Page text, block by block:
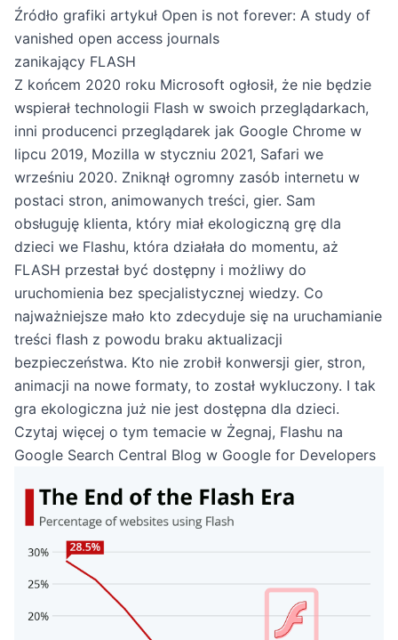
Źródło grafiki artykuł Open is not forever: A study of
vanished open access journals
zanikający FLASH
Z końcem 2020 roku Microsoft ogłosił, że nie będzie
wspierał technologii Flash w swoich przeglądarkach,
inni producenci przeglądarek jak Google Chrome w
lipcu 2019, Mozilla w styczniu 2021, Safari we
wrześniu 2020. Zniknął ogromny zasób internetu w
postaci stron, animowanych treści, gier. Sam
obsługuję klienta, który miał ekologiczną grę dla
dzieci we Flashu, która działała do momentu, aż
FLASH przestał być dostępny i możliwy do
uruchomienia bez specjalistycznej wiedzy. Co
najważniejsze mało kto zdecyduje się na uruchamianie
treści flash z powodu braku aktualizacji
bezpieczeństwa. Kto nie zrobił konwersji gier, stron,
animacji na nowe formaty, to został wykluczony. I tak
gra ekologiczna już nie jest dostępna dla dzieci.
Czytaj więcej o tym temacie w Żegnaj, Flashu na
Google Search Central Blog w Google for Developers